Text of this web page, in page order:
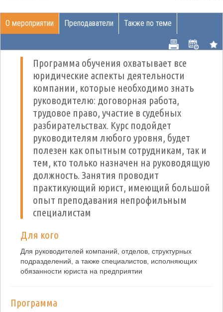
О мероприятии Преподаватели Также по теме
Программа обучения охватывает все
юридические аспекты деятельности
компании, которые необходимо знать
руководителю: договорная работа,
трудовое право, участие в судебных
разбирательствах. Курс подойдет
руководителям любого уровня, будет
полезен как опытным сотрудникам, так и
тем, кто только назначен на руководящую
должность. Занятия проводит
практикующий юрист, имеющий большой
опыт преподавания непрофильным
специалистам
Для кого
Для руководителей компаний, отделов, структурных
подразделений, а также специалистов, исполняющих
обязанности юриста на предприятии
Программа